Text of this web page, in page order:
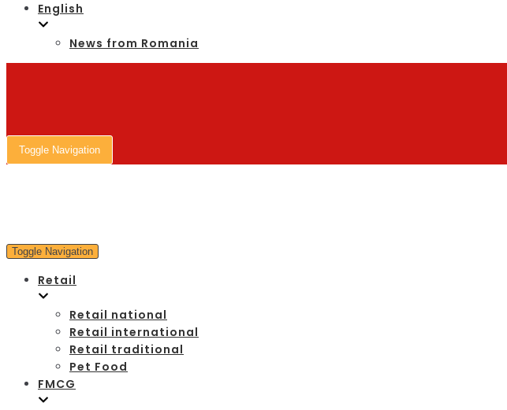
English
News from Romania
Toggle Navigation
Toggle Navigation
Retail
Retail national
Retail international
Retail traditional
Pet Food
FMCG